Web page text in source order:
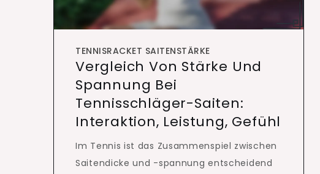
TENNISRACKET SAITENSTÄRKE
Vergleich Von Stärke Und
Spannung Bei
Tennisschläger-Saiten:
Interaktion, Leistung, Gefühl
Im Tennis ist das Zusammenspiel zwischen
Saitendicke und -spannung entscheidend